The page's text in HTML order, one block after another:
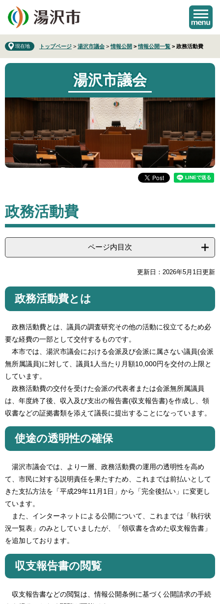
の
先
頭
で
ー
を
飛
ば
本
文
現在地 トップページ > 湯沢市議会 >情報公開 >情報公開一覧 > 政務活動費
湯沢市議会
文
政務活動費
ページ内目次
更新日：2026年5月1日更新
政務活動費とは
政務活動費とは、議員の調査研究その他の活動に役立てるため必
要な経費の一部として交付するものです。
本市では、湯沢市議会における会派及び会派に属さない議員(会派
無所属議員)に対して、議員1人当たり月額10,000円を交付の上限と
しています。
政務活動費の交付を受けた会派の代表者または会派無所属議員
は、年度終了後、収入及び支出の報告書(収支報告書)を作成し、領
収書などの証拠書類を添えて議長に提出することになっています。
使途の透明性の確保
湯沢市議会では、より一層、政務活動費の運用の透明性を高め
て、市民に対する説明責任を果たすため、これまでは前払いとして
きた支払方法を「平成29年11月1日」から「完全後払い」に変更し
ています。
また、インターネットによる公開について、これまでは「執行状
況一覧表」のみとしていましたが、「領収書を含めた収支報告書」
を追加しております。
収支報告書の閲覧
収支報告書などの閲覧は、情報公開条例に基づく公開請求の手続